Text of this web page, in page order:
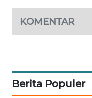
KOMENTAR
Berita Populer
Wahana
MASYARAKAT